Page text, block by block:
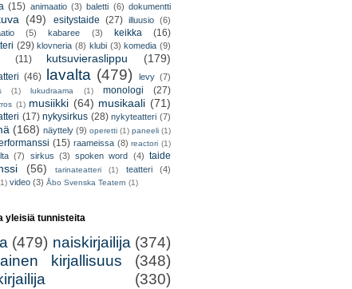
(15) animaatio (3) baletti (6) dokumentti
(49) esitystaide (27) illuusio (6)
(5) kabaree (3) keikka
(16)
(29) klovneria (8) klubi (3) komedia (9)
(11) kutsuvieraslippu (179)
(46) lavalta (479) levy (7)
(1) lukudraama (1) monologi (27)
(1) musiikki (64) musikaali (71)
(17) nykysirkus (28) nykyteatteri (7)
(168) näyttely (9) operetti (1) paneeli (1)
(15) raameissa (8) reactori (1)
(7) sirkus (3) spoken word (4) taide
(56) tarinateatteri (1) teatteri (4)
video (3) Åbo Svenska Teatern (1)
yleisiä tunnisteita
(479) naiskirjailija (374)
kirjallisuus
(348)
(330)